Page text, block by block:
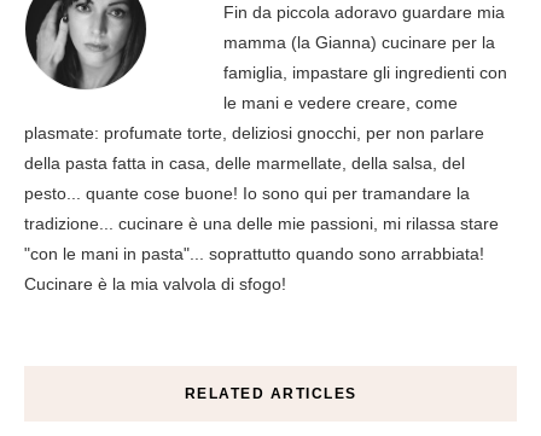
Fin da piccola adoravo guardare mia
mamma (la Gianna) cucinare per la
famiglia, impastare gli ingredienti con
le mani e vedere creare, come
plasmate: profumate torte, deliziosi gnocchi, per non parlare
della pasta fatta in casa, delle marmellate, della salsa, del
pesto... quante cose buone! Io sono qui per tramandare la
tradizione... cucinare è una delle mie passioni, mi rilassa stare
"con le mani in pasta"... soprattutto quando sono arrabbiata!
Cucinare è la mia valvola di sfogo!
RELATED ARTICLES